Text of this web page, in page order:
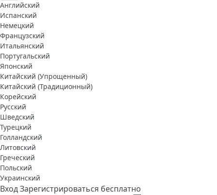
Английский
Испанский
Немецкий
Французский
Итальянский
Португальский
Японский
Китайский (Упрощенный)
Китайский (Традиционный)
Корейский
Русский
Шведский
Турецкий
Голландский
Литовский
Греческий
Польский
Украинский
ВходЗарегистрироваться бесплатно